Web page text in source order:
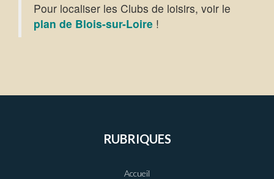
Pour localiser les Clubs de loisirs, voir le
plan de Blois-sur-Loire !
RUBRIQUES
Accueil